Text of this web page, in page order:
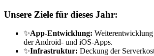
Unsere Ziele für dieses Jahr:
✨App-Entwicklung: Weiterentwicklung
der Android- und iOS-Apps.
✨Infrastruktur: Deckung der